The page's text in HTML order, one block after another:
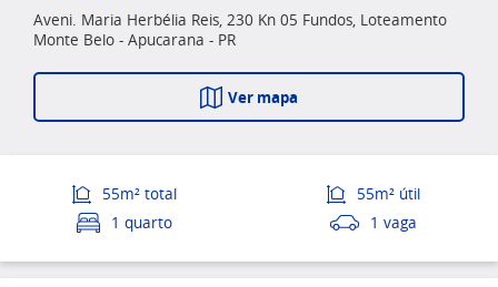
Aveni. Maria Herbélia Reis, 230 Kn 05 Fundos, Loteamento
Monte Belo - Apucarana - PR
Ver mapa
55m² total
55m² útil
1 quarto
1 vaga